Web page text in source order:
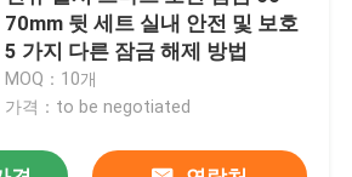
70mm 뒷 세트 실내 안전 및 보호
5 가지 다른 잠금 해제 방법
MOQ：10개
가격：to be negotiated